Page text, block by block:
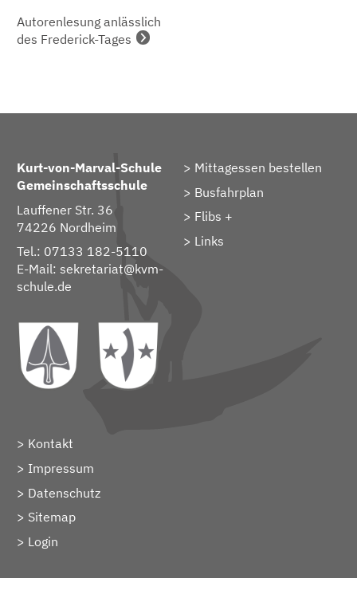
Autorenlesung anlässlich
des Frederick-Tages
Kurt-von-Marval-Schule
Gemeinschaftsschule
Lauffener Str. 36
74226 Nordheim
Tel.: 07133 182-5110
E-Mail: sekretariat@kvm-
schule.de
Mittagessen bestellen
Busfahrplan
Flibs +
Links
Kontakt
Impressum
Datenschutz
Sitemap
> Login